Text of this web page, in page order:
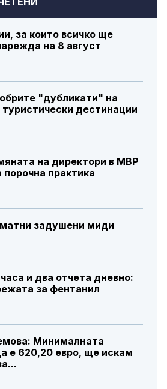
за които всичко ще
на 8 август
"дубликати" на
дестинации
на директори в МВР
практика
задушени миди
и два отчета дневно:
за фентанил
Минималната
е 620,20 евро, ще искам